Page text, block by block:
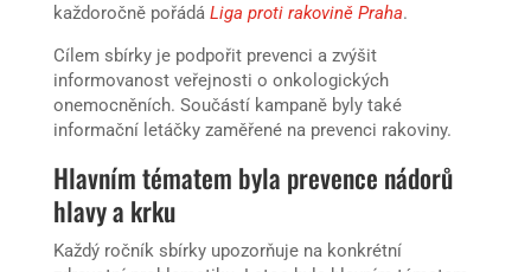
každoročně pořádá Liga proti rakovině Praha.
Cílem sbírky je podpořit prevenci a zvýšit
informovanost veřejnosti o onkologických
onemocněních. Součástí kampaně byly také
informační letáčky zaměřené na prevenci rakoviny.
Hlavním tématem byla prevence nádorů
hlavy a krku
Každý ročník sbírky upozorňuje na konkrétní